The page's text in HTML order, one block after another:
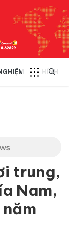
CHÍNH
trung,
Nam,